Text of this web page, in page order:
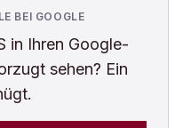
BEI GOOGLE
in Ihren Google-
sehen? Ein